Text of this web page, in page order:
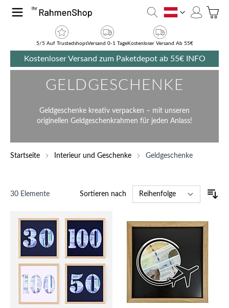
Zum Inhalt springen
AT
5/5 Auf TrustedshopsVersand 0-1 TageKostenloser Versand Ab 55€
Kostenloser Versand zum Paketdepot ab 55€ INFO
GELDGESCHENKE
Geldgeschenke kreativ verpacken – mit unseren
originellen Geldgeschenkrahmen für jeden Anlass!
Startseite Interieur und Geschenke Geldgeschenke
30 Elemente Sortieren nach